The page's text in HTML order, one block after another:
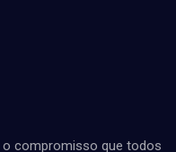
compromisso que todos